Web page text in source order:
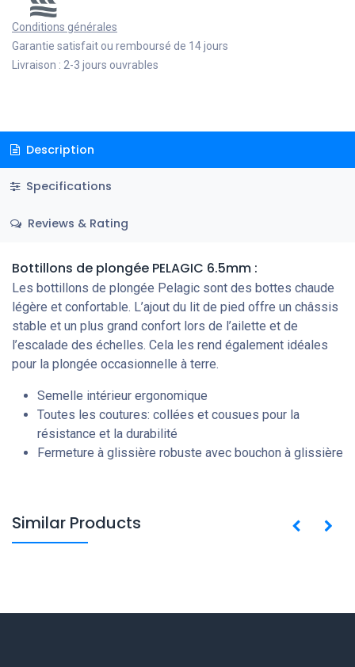
Conditions générales
Garantie satisfait ou remboursé de 14 jours
Livraison : 2-3 jours ouvrables
Description
Specifications
Reviews & Rating
Bottillons de plongée PELAGIC 6.5mm :
Les bottillons de plongée Pelagic sont des bottes chaude
légère et confortable. L’ajout du lit de pied offre un châssis
stable et un plus grand confort lors de l’ailette et de
l’escalade des échelles. Cela les rend également idéales
pour la plongée occasionnelle à terre.
Semelle intérieur ergonomique
Toutes les coutures: collées et cousues pour la
résistance et la durabilité
Fermeture à glissière robuste avec bouchon à glissière
Similar Products